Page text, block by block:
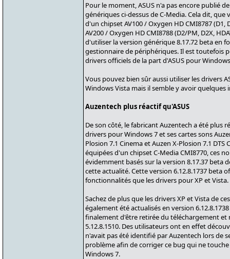
Pour le moment, ASUS n'a pas encore publié
génériques ci-dessus de C-Media. Cela dit,
d'un chipset AV100 / Oxygen HD CMI8787 (D1,
AV200 / Oxygen HD CMI8788 (D2/PM, D2X,
d'utiliser la version générique 8.17.72 beta en
gestionnaire de périphériques. Il est toutefois
drivers officiels de la part d'ASUS pour
Vous pouvez bien sûr aussi utiliser les drivers
Windows Vista mais il semble y avoir
Auzentech plus réactif qu'ASUS
De son côté, le fabricant Auzentech a été plus
drivers pour Windows 7 et ses cartes sons
Plosion 7.1 Cinema et Auzen X-Plosion 7.1
équipées d'un chipset C-Media CMI8770, ces
évidemment basés sur la version 8.17.37 beta
cette actualité. Cette version 6.12.8.1737 beta
fonctionnalités que les drivers pour XP et Vista.
Sachez de plus que les drivers XP et Vista de
également été actualisés en version
finalement d'être retirée du téléchargement et
5.12.8.1510. Des utilisateurs ont en effet
n'avait pas été identifié par Auzentech lors de
problème afin de corriger ce bug qui ne
Windows 7.